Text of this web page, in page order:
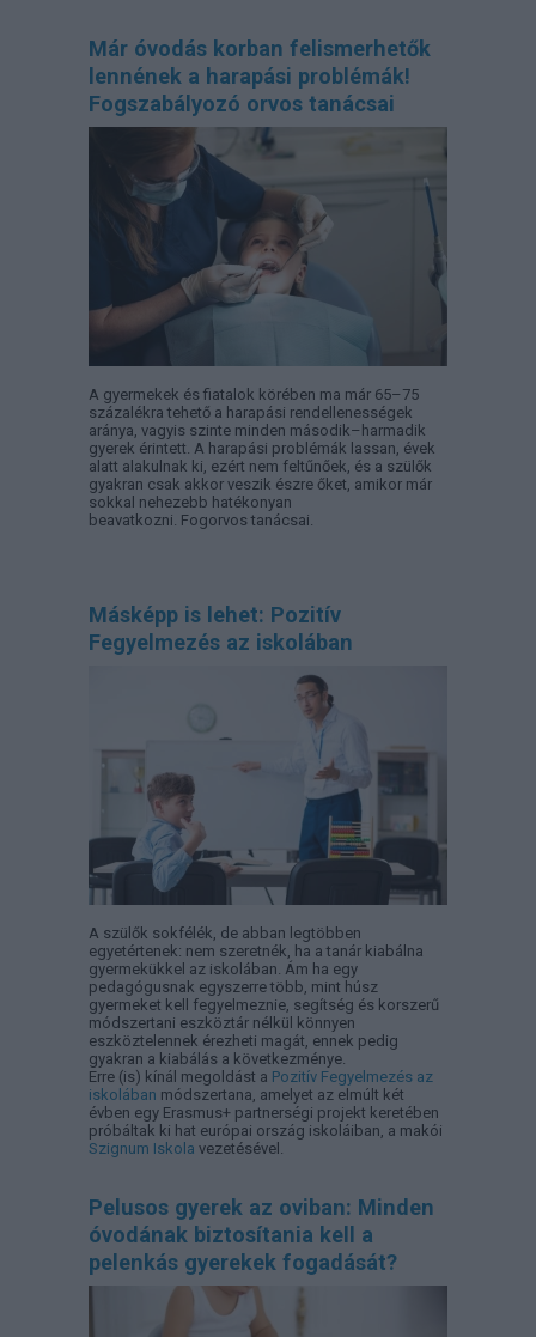
Már óvodás korban felismerhetők
lennének a harapási problémák!
Fogszabályozó orvos tanácsai
A gyermekek és fiatalok körében ma már 65–75
százalékra tehető a harapási rendellenességek
aránya, vagyis szinte minden második–harmadik
gyerek érintett. A harapási problémák lassan, évek
alatt alakulnak ki, ezért nem feltűnőek, és a szülők
gyakran csak akkor veszik észre őket, amikor már
sokkal nehezebb hatékonyan
beavatkozni. Fogorvos tanácsai.
Másképp is lehet: Pozitív
Fegyelmezés az iskolában
A szülők sokfélék, de abban legtöbben
egyetértenek: nem szeretnék, ha a tanár kiabálna
gyermekükkel az iskolában. Ám ha egy
pedagógusnak egyszerre több, mint húsz
gyermeket kell fegyelmeznie, segítség és korszerű
módszertani eszköztár nélkül könnyen
eszköztelennek érezheti magát, ennek pedig
gyakran a kiabálás a következménye.
Erre (is) kínál megoldást a Pozitív Fegyelmezés az
iskolában módszertana, amelyet az elmúlt két
évben egy Erasmus+ partnerségi projekt keretében
próbáltak ki hat európai ország iskoláiban, a makói
Szignum Iskola vezetésével.
Pelusos gyerek az oviban: Minden
óvodának biztosítania kell a
pelenkás gyerekek fogadását?